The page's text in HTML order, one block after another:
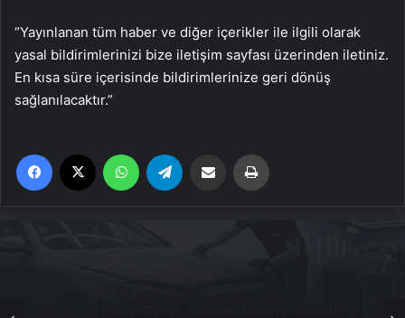
“Yayınlanan tüm haber ve diğer içerikler ile ilgili olarak
yasal bildirimlerinizi bize iletişim sayfası üzerinden iletiniz.
En kısa süre içerisinde bildirimlerinize geri dönüş
sağlanılacaktır.”
Facebook WhatsApp Email'den paylaş